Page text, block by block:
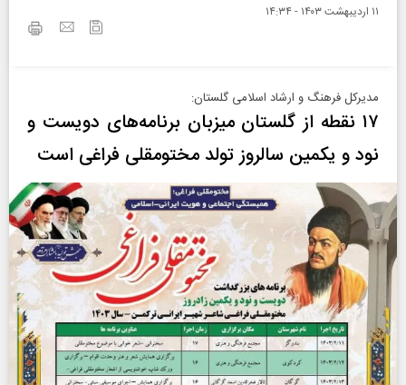
۱۱ ارديبهشت ۱۴۰۳ - ۱۴:۳۴
مدیرکل فرهنگ و ارشاد اسلامی گلستان:
۱۷ نقطه از گلستان میزبان برنامه‌های دویست و
نود و یکمین سالروز تولد مختومقلی فراغی است